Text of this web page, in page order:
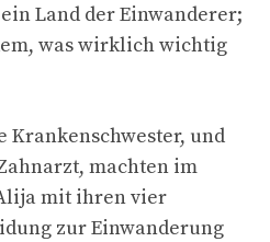
Land der Einwanderer;
was wirklich wichtig
Krankenschwester, und
machten im
mit ihren vier
zur Einwanderung